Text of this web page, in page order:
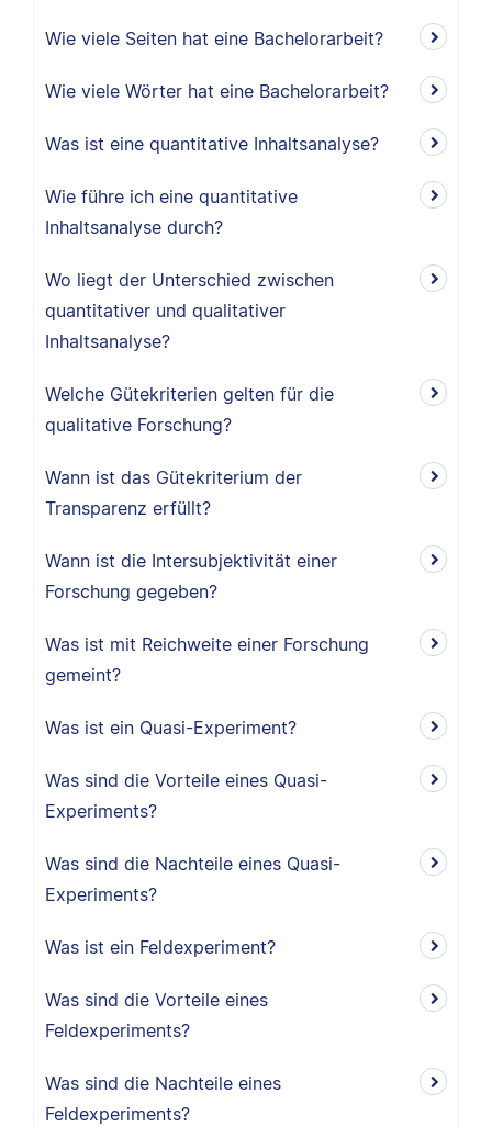
Wie viele Seiten hat eine Bachelorarbeit?
Wie viele Wörter hat eine Bachelorarbeit?
Was ist eine quantitative Inhaltsanalyse?
Wie führe ich eine quantitative
Inhaltsanalyse durch?
Wo liegt der Unterschied zwischen
quantitativer und qualitativer
Inhaltsanalyse?
Welche Gütekriterien gelten für die
qualitative Forschung?
Wann ist das Gütekriterium der
Transparenz erfüllt?
Wann ist die Intersubjektivität einer
Forschung gegeben?
Was ist mit Reichweite einer Forschung
gemeint?
Was ist ein Quasi-Experiment?
Was sind die Vorteile eines Quasi-
Experiments?
Was sind die Nachteile eines Quasi-
Experiments?
Was ist ein Feldexperiment?
Was sind die Vorteile eines
Feldexperiments?
Was sind die Nachteile eines
Feldexperiments?